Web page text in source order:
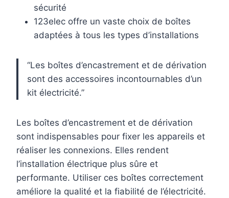
sécurité
123elec offre un vaste choix de boîtes
adaptées à tous les types d’installations
“Les boîtes d’encastrement et de dérivation
sont des accessoires incontournables d’un
kit électricité.”
Les boîtes d’encastrement et de dérivation
sont indispensables pour fixer les appareils et
réaliser les connexions. Elles rendent
l’installation électrique plus sûre et
performante. Utiliser ces boîtes correctement
améliore la qualité et la fiabilité de l’électricité.